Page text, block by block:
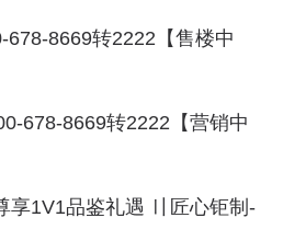
8669转2222【售楼中
678-8669转2222【营销中
享1V1品鉴礼遇 〢匠心钜制-